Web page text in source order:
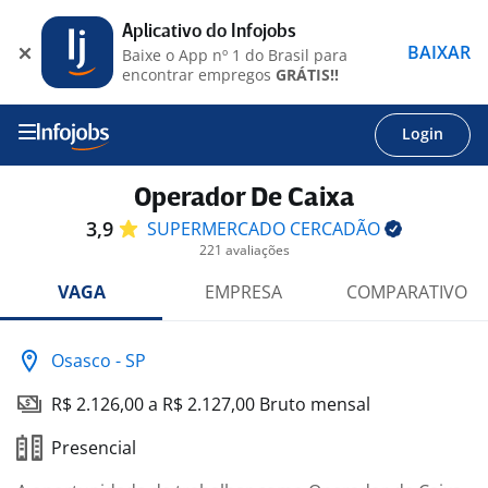
Login
Operador De Caixa
3,9 SUPERMERCADO CERCADÃO
221 avaliações
VAGA EMPRESA COMPARATIVO
Osasco - SP
R$ 2.126,00 a R$ 2.127,00 Bruto mensal
Presencial
Aplicativo do Infojobs
Baixe o App nº 1 do Brasil para
encontrar empregos GRÁTIS!!
BAIXAR